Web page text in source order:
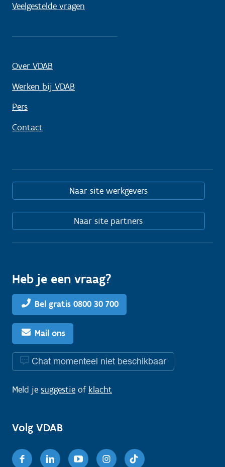
Veelgestelde vragen
Over VDAB
Werken bij VDAB
Pers
Contact
Naar site werkgevers
Naar site partners
Heb je een vraag?
Bel gratis 0800 30 700
Mail ons
Chat momenteel niet beschikbaar
Meld je suggestie of klacht
Volg VDAB
FacebookLinkedinYoutubeInstagram